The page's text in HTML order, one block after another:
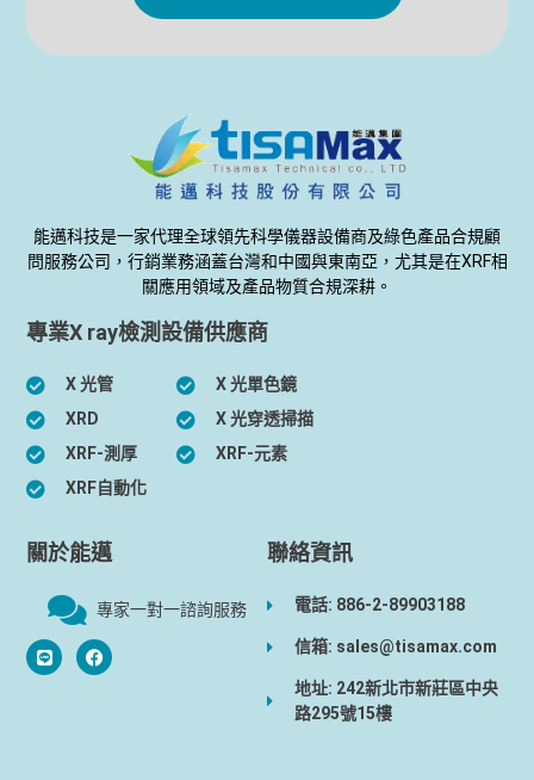
能邁科技是一家代理全球領先科學儀器設備商及綠色產品合規顧
問服務公司，行銷業務涵蓋台灣和中國與東南亞，尤其是在XRF相
關應用領域及產品物質合規深耕。
專業X ray檢測設備供應商
X 光管
XRD
XRF-測厚
XRF自動化
X 光單色鏡
X 光穿透掃描
XRF-元素
關於能邁
專家一對一諮詢服務
聯絡資訊
電話: 886-2-89903188
信箱: sales@tisamax.com
地址: 242新北市新莊區中央
路295號15樓